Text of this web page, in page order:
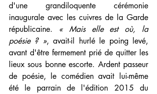
d'une grandiloquente cérémonie
inaugurale avec les cuivres de la Garde
républicaine. « Mais elle est où, la
poésie ? », avait-il hurlé le poing levé,
avant d'être fermement prié de quitter les
lieux sous bonne escorte. Ardent passeur
de poésie, le comédien avait lui-même
été le parrain de l'édition 2015 du